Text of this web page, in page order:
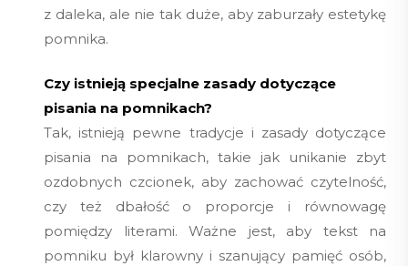
z daleka, ale nie tak duże, aby zaburzały estetykę
pomnika.
Czy istnieją specjalne zasady dotyczące
pisania na pomnikach?
Tak, istnieją pewne tradycje i zasady dotyczące
pisania na pomnikach, takie jak unikanie zbyt
ozdobnych czcionek, aby zachować czytelność,
czy też dbałość o proporcje i równowagę
pomiędzy literami. Ważne jest, aby tekst na
pomniku był klarowny i szanujący pamięć osób,